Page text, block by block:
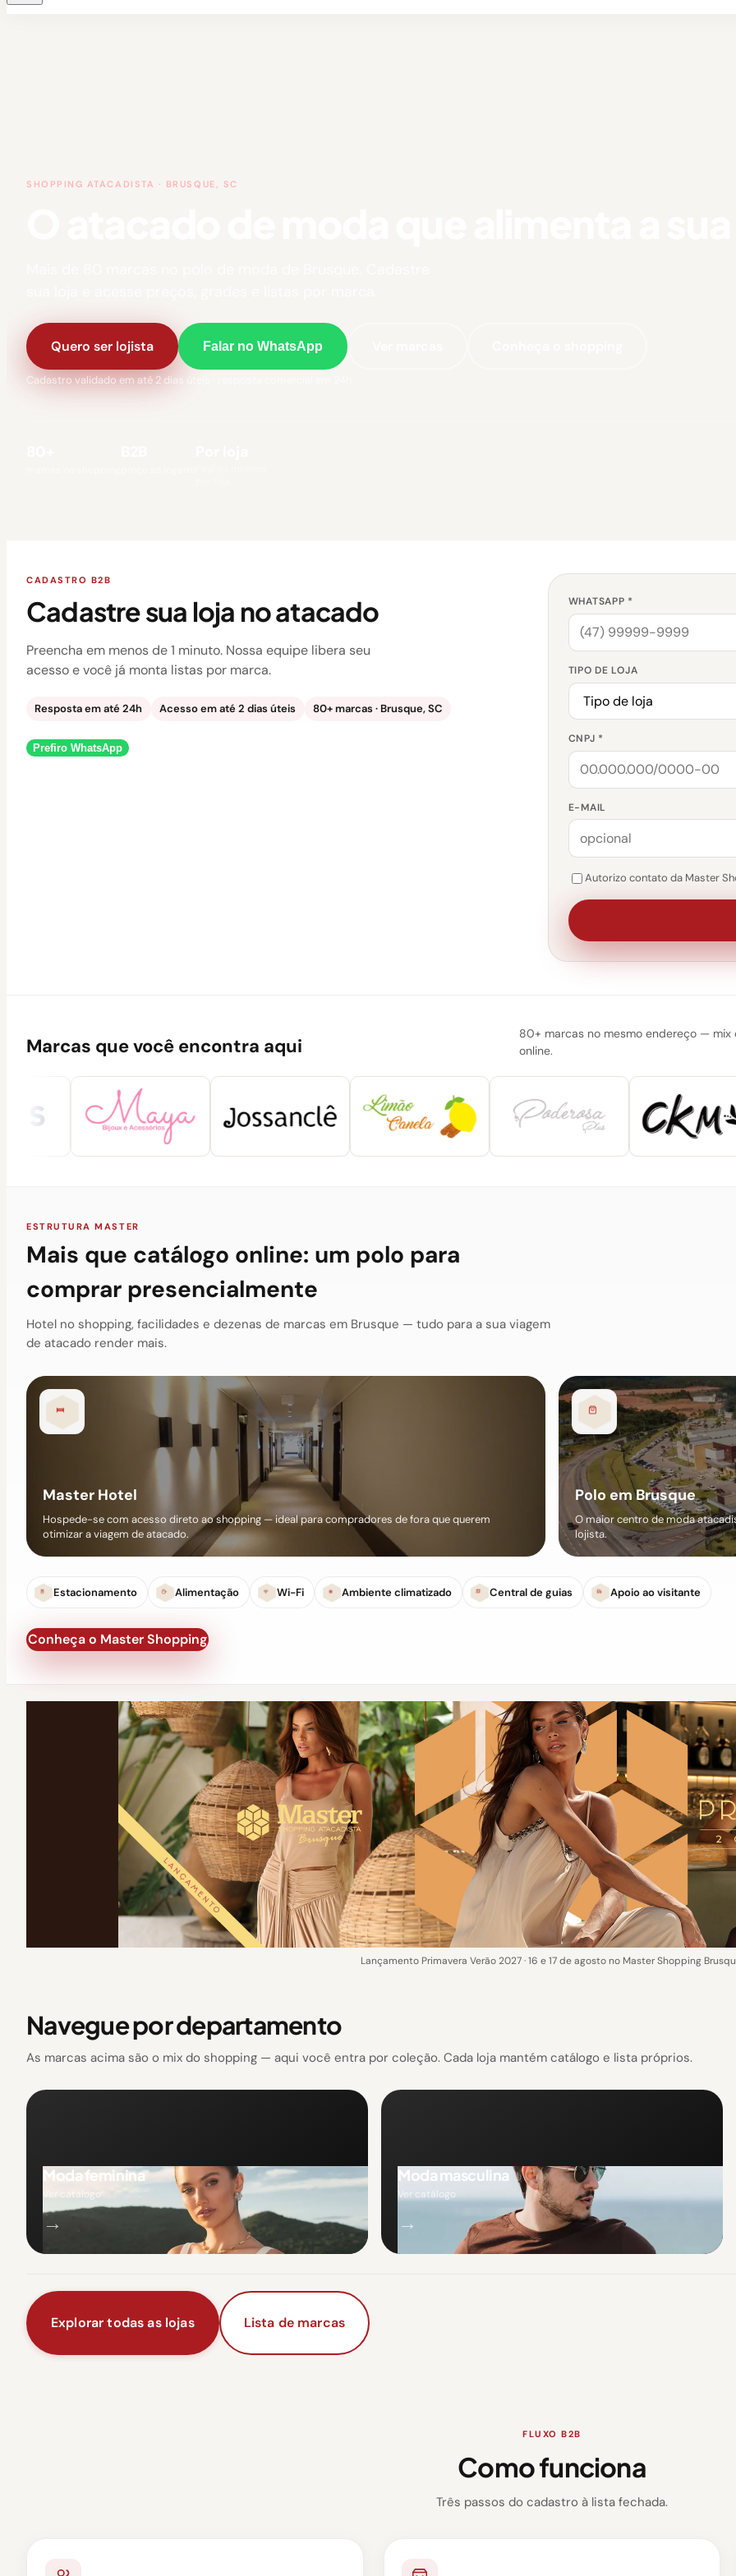
SHOPPING ATACADISTA · BRUSQUE, SC
Quero ser lojista Falar no WhatsApp
Cadastro validado em até 2 dias úteis · resposta comercial em 24h
CADASTRO B2B
Cadastre sua loja no atacado
Preencha em menos de 1 minuto. Nossa equipe libera seu
acesso e você já monta listas por marca.
Resposta em até 24h Acesso em até 2 dias úteis 80+ marcas · Brusque, SC
Prefiro WhatsApp
WHATSAPP *
TIPO DE LOJA
CNPJ *
E-MAIL
Autorizo contato da Master
Marcas que você encontra aqui
80+ marcas no mesmo endereço —
online.
ESTRUTURA MASTER
Mais que catálogo online: um polo para
comprar presencialmente
Hotel no shopping, facilidades e dezenas de marcas em Brusque — tudo para a sua viagem
de atacado render mais.
Master Hotel
Hospede-se com acesso direto ao shopping — ideal para compradores de fora que querem
otimizar a viagem de atacado.
Polo em Brusque
O maior centro de moda
lojista.
Estacionamento Alimentação Wi-Fi Ambiente climatizado Central de guias Apoio ao visitante
Conheça o Master Shopping
Lançamento Primavera Verão 2027 · 16 e 17 de agosto no Master Shopping
Navegue por departamento
As marcas acima são o mix do shopping — aqui você entra por coleção. Cada loja mantém catálogo e lista próprios.
Moda feminina
Ver catálogo
→
Moda masculina
Ver catálogo
→
Explorar todas as lojas Lista de marcas
FLUXO B2B
Como funciona
Três passos do cadastro à lista fechada.